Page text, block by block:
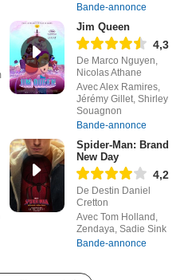
Bande-annonce
Jim Queen
4,3
De Marco Nguyen,
Nicolas Athane
Avec Alex Ramires,
Jérémy Gillet, Shirley
Souagnon
Bande-annonce
Spider-Man: Brand
New Day
4,2
De Destin Daniel
Cretton
Avec Tom Holland,
Zendaya, Sadie Sink
Bande-annonce